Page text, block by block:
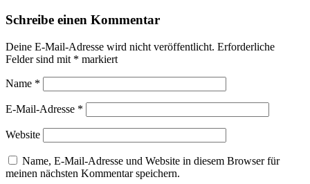
Schreibe einen Kommentar
Deine E-Mail-Adresse wird nicht veröffentlicht. Erforderliche
Felder sind mit * markiert
Name *
E-Mail-Adresse *
Website
Name, E-Mail-Adresse und Website in diesem Browser für
meinen nächsten Kommentar speichern.